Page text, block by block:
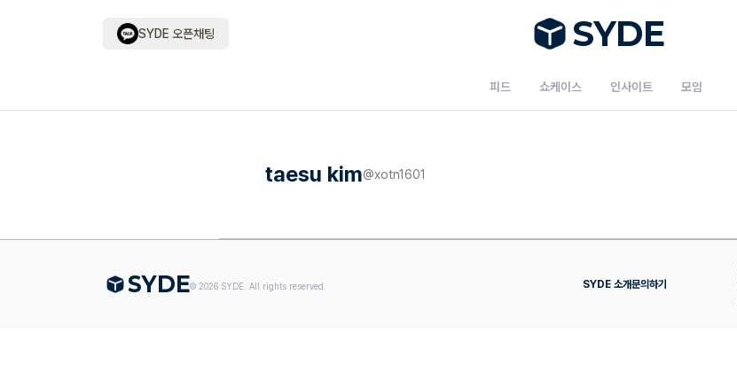
SYDE 오픈채팅 SYDE
피드 쇼케이스 인사이트 모임
taesu kim@xotn1601
SYDE© 2026SYDE. All rights reserved. SYDE 소개문의하기